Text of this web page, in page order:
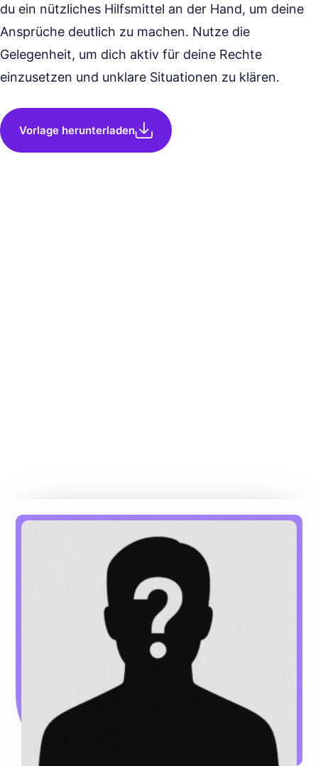
du ein nützliches Hilfsmittel an der Hand, um deine
Ansprüche deutlich zu machen. Nutze die
Gelegenheit, um dich aktiv für deine Rechte
einzusetzen und unklare Situationen zu klären.
Vorlage herunterladen